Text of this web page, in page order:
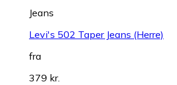
Jeans
Levi's 502 Taper Jeans (Herre)
fra
379 kr.